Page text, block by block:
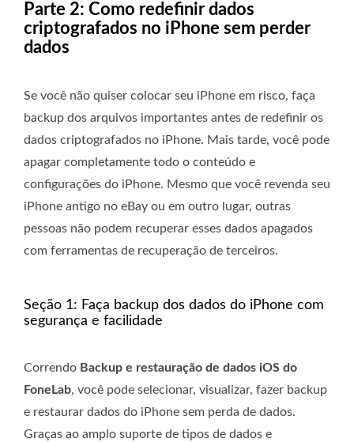
Parte 2: Como redefinir dados
criptografados no iPhone sem perder
dados
Se você não quiser colocar seu iPhone em risco, faça
backup dos arquivos importantes antes de redefinir os
dados criptografados no iPhone. Mais tarde, você pode
apagar completamente todo o conteúdo e
configurações do iPhone. Mesmo que você revenda seu
iPhone antigo no eBay ou em outro lugar, outras
pessoas não podem recuperar esses dados apagados
com ferramentas de recuperação de terceiros.
Seção 1: Faça backup dos dados do iPhone com
segurança e facilidade
Correndo Backup e restauração de dados iOS do
FoneLab, você pode selecionar, visualizar, fazer backup
e restaurar dados do iPhone sem perda de dados.
Graças ao amplo suporte de tipos de dados e